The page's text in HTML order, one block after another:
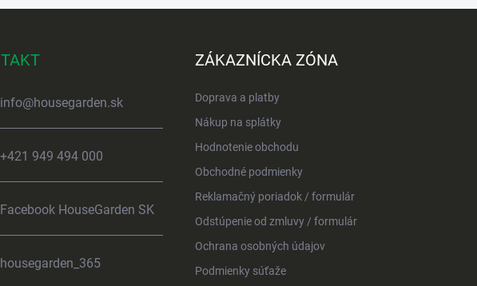
info@housegarden.sk
+421 949 494 000
Facebook HouseGarden SK
housegarden_365
ZÁKAZNÍCKA ZÓNA
Doprava a platby
Nákup na splátky
Hodnotenie obchodu
Obchodné podmienky
Reklamačný poriadok / formulár
Odstúpenie od zmluvy / formulár
Ochrana osobných údajov
Podmienky súťaže